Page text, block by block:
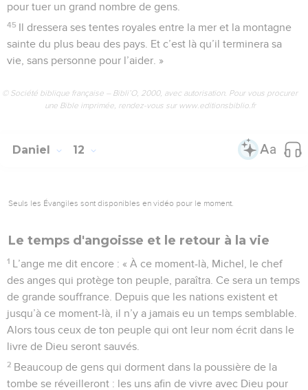
pour tuer un grand nombre de gens.
45 Il dressera ses tentes royales entre la mer et la montagne
sainte du plus beau des pays. Et c’est là qu’il terminera sa
vie, sans personne pour l’aider. »
© Société biblique française – Bibli’O, 2000, avec autorisation. Pour vous procurer
une Bible imprimée, rendez-vous sur www.editionsbiblio.fr
Daniel 12
Seuls les Évangiles sont disponibles en vidéo pour le moment.
Le temps d'angoisse et le retour à la vie
1 L’ange me dit encore : « À ce moment-là, Michel, le chef
des anges qui protège ton peuple, paraîtra. Ce sera un temps
de grande souffrance. Depuis que les nations existent et
jusqu’à ce moment-là, il n’y a jamais eu un temps semblable.
Alors tous ceux de ton peuple qui ont leur nom écrit dans le
livre de Dieu seront sauvés.
2 Beaucoup de gens qui dorment dans la poussière de la
tombe se réveilleront : les uns afin de vivre avec Dieu pour